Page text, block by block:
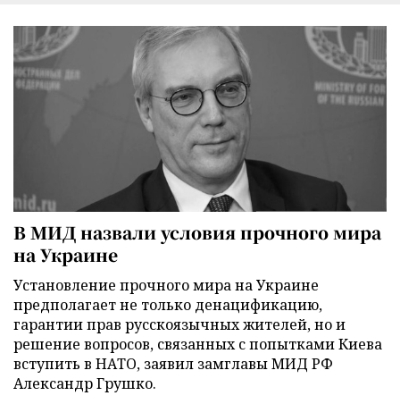
В МИД назвали условия прочного мира
на Украине
Установление прочного мира на Украине
предполагает не только денацификацию,
гарантии прав русскоязычных жителей, но и
решение вопросов, связанных с попытками Киева
вступить в НАТО, заявил замглавы МИД РФ
Александр Грушко.